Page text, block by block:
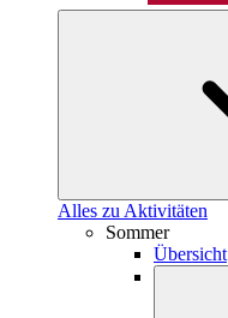
Alles zu Aktivitäten
Sommer
Übersicht